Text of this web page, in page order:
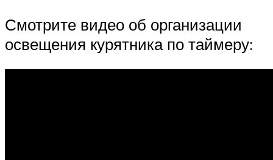
Смотрите видео об организации
освещения курятника по таймеру: